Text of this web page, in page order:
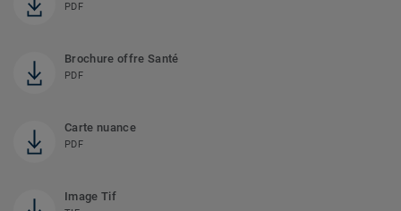
PDF
Brochure offre Santé
PDF
Carte nuance
PDF
Image Tif